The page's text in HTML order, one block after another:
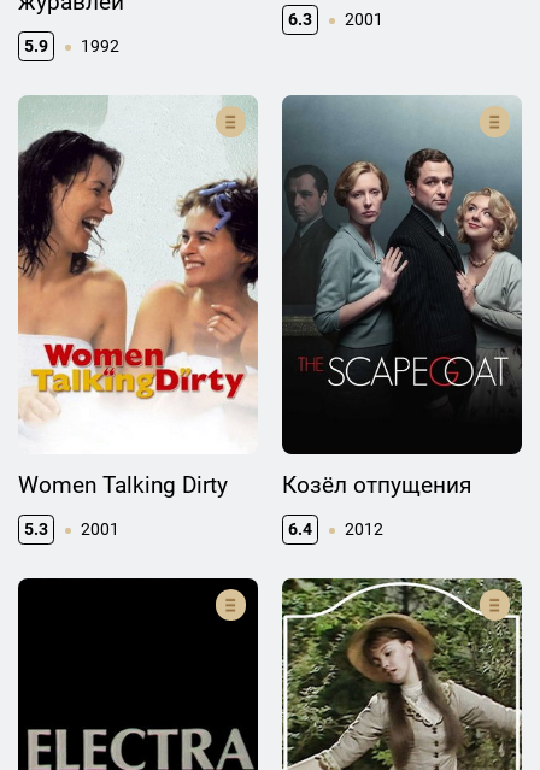
5.9 1992
6.3 2001
Women Talking Dirty
5.3 2001
Козёл отпущения
6.4 2012